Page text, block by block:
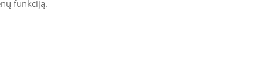
funkciją.